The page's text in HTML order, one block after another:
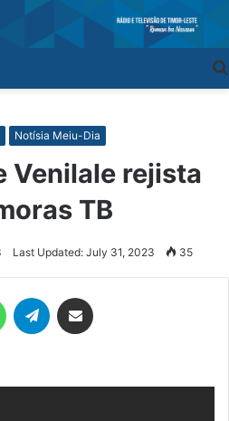
Notísia Meiu-Dia
Venilale rejista
TB
Last Updated: July 31, 2023 35